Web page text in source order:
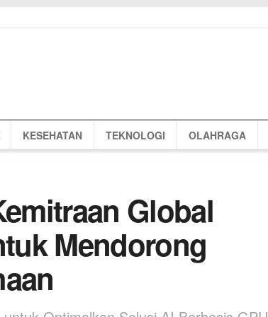
KESEHATAN TEKNOLOGI OLAHRAGA
Global
Mendorong